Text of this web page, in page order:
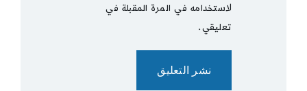
لاستخدامه في المرة المقبلة في
تعليقي.